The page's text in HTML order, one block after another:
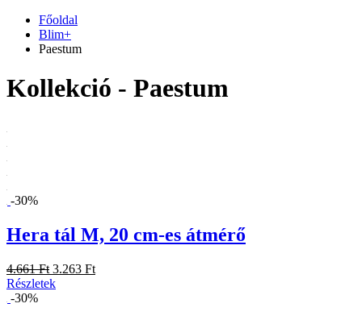
Főoldal
Blim+
Paestum
Kollekció - Paestum
-30%
Hera tál M, 20 cm-es átmérő
4.661 Ft 3.263 Ft
Részletek
-30%